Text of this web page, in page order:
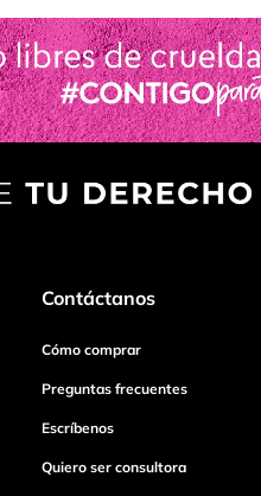
Contáctanos
Cómo comprar
Preguntas frecuentes
Escríbenos
Quiero ser consultora